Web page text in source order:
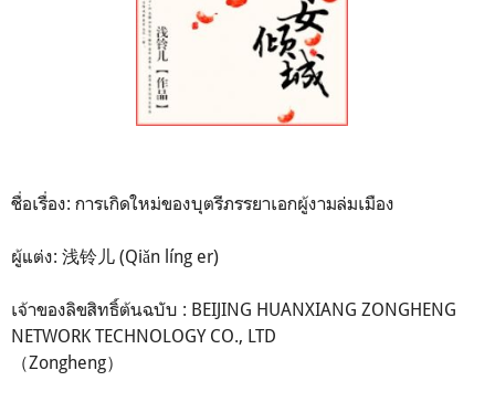
ชื่อเรื่อง: การเกิดใหม่ของบุตรีภรรยาเอกผู้งามล่มเมือง
ผู้แต่ง: 浅铃儿 (Qiǎn líng er)
เจ้าของลิขสิทธิ์ต้นฉบับ : BEIJING HUANXIANG ZONGHENG
NETWORK TECHNOLOGY CO., LTD
（Zongheng）